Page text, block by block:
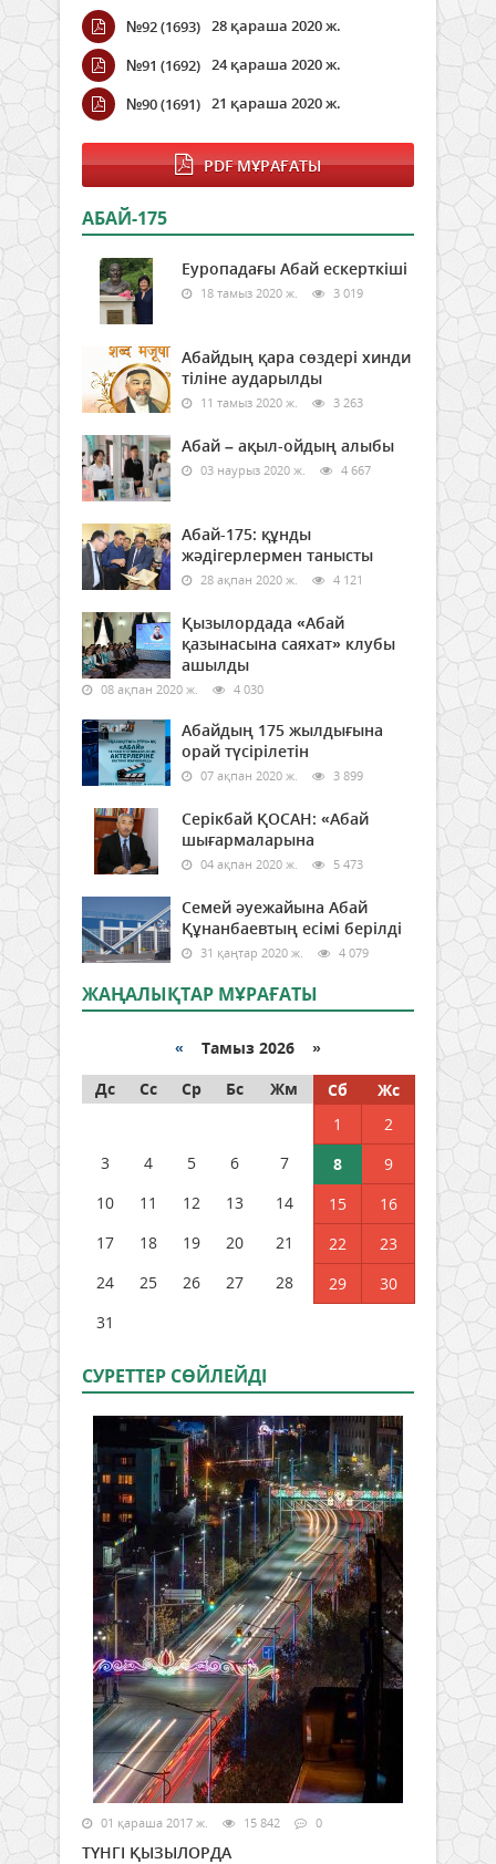
№92 (1693) 28 қараша 2020 ж.
№91 (1692) 24 қараша 2020 ж.
№90 (1691) 21 қараша 2020 ж.
PDF МҰРАҒАТЫ
АБАЙ-175
Еуропадағы Абай ескерткіші
18 тамыз 2020 ж. 3 019
Абайдың қара сөздері хинди
тіліне аударылды
11 тамыз 2020 ж. 3 263
Абай – ақыл-ойдың алыбы
03 наурыз 2020 ж. 4 667
Абай-175: құнды
жәдігерлермен танысты
28 ақпан 2020 ж. 4 121
Қызылордада «Абай
қазынасына саяхат» клубы
ашылды
08 ақпан 2020 ж. 4 030
Абайдың 175 жылдығына
орай түсірілетін
07 ақпан 2020 ж. 3 899
Серікбай ҚОСАН: «Абай
шығармаларына
04 ақпан 2020 ж. 5 473
Семей әуежайына Абай
Құнанбаевтың есімі берілді
31 қаңтар 2020 ж. 4 079
ЖАҢАЛЫҚТАР МҰРАҒАТЫ
« Тамыз 2026 »
Дс
Сс Ср Бс Жм Сб
Жс
1
2
3
4 5 6 7 8
9
10
11 12 13 14 15
16
17
18 19 20 21 22
23
24
25 26 27 28 29
30
31
СУРЕТТЕР СӨЙЛЕЙДI
01 қараша 2017 ж. 15 842 0
ТҮНГІ ҚЫЗЫЛОРДА